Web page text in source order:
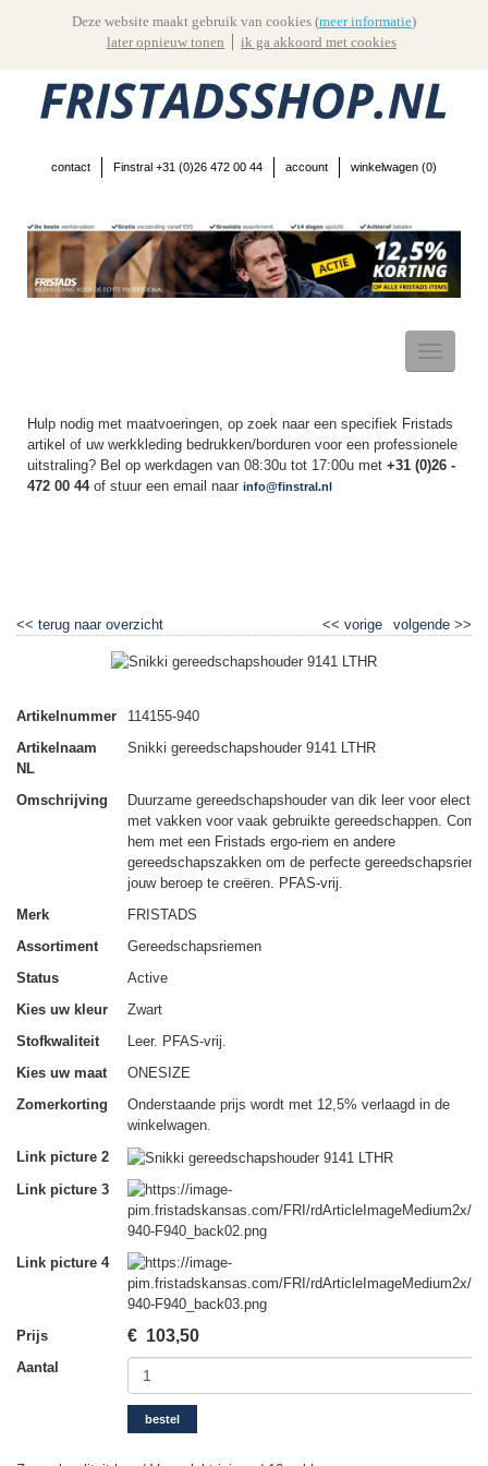
contact Finstral +31 (0)26 472 00 44 account winkelwagen (0)
Toggle
Hulp nodig met maatvoeringen, op zoek naar een specifiek Fristads
artikel of uw werkkleding bedrukken/borduren voor een professionele
uitstraling? Bel op werkdagen van 08:30u tot 17:00u met +31 (0)26 -
472 00 44of stuur een email naar info@finstral.nl
<< terug naar overzicht volgende >>
<< vorige
Artikelnummer
114155-940
Artikelnaam
NL
Snikki gereedschapshouder 9141 LTHR
Omschrijving
Duurzame gereedschapshouder van dik leer voor
met vakken voor vaak gebruikte gereedschappen.
hem met een Fristads ergo-riem en andere
gereedschapszakken om de perfecte gereedschapsriem
jouw beroep te creëren. PFAS-vrij.
Merk
FRISTADS
Assortiment
Gereedschapsriemen
Status
Active
Kies uw kleur
Zwart
Stofkwaliteit
Leer. PFAS-vrij.
Kies uw maat
ONESIZE
Zomerkorting
Onderstaande prijs wordt met 12,5% verlaagd in de
winkelwagen.
Link picture 2
Link picture 3
Link picture 4
Prijs € 103,50
Aantal
bestel
Deze website maakt gebruik van cookies (meer informatie)
later opnieuw tonen
ik ga akkoord met cookies